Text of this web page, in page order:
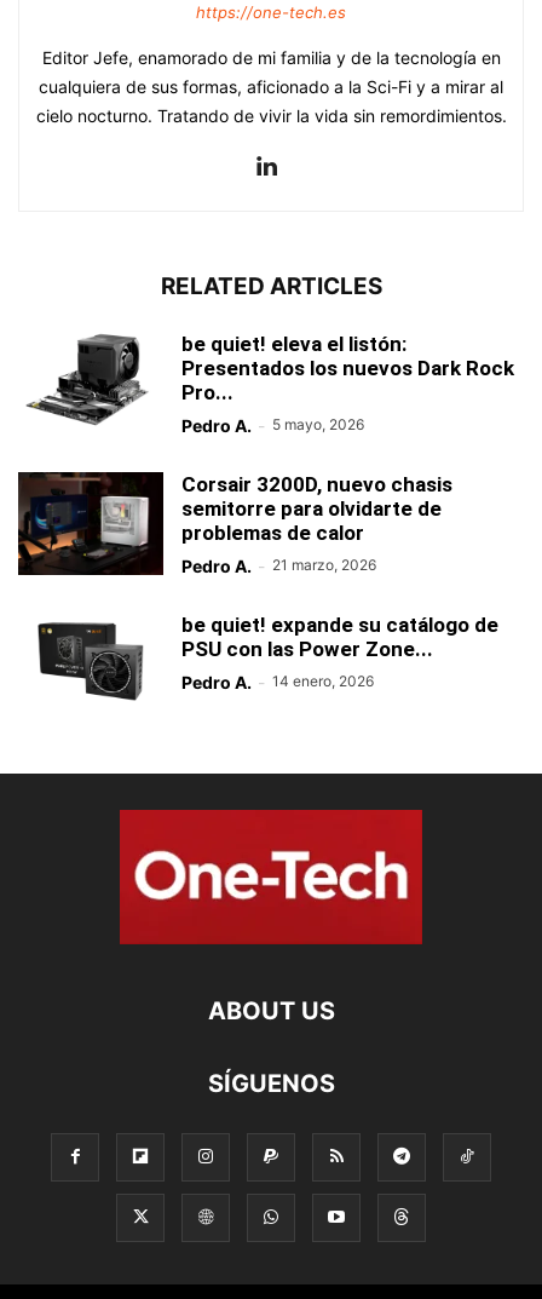
https://one-tech.es
Editor Jefe, enamorado de mi familia y de la tecnología en
cualquiera de sus formas, aficionado a la Sci-Fi y a mirar al
cielo nocturno. Tratando de vivir la vida sin remordimientos.
RELATED ARTICLES
be quiet! eleva el listón:
Presentados los nuevos Dark Rock
Pro...
Pedro A. - 5 mayo, 2026
Corsair 3200D, nuevo chasis
semitorre para olvidarte de
problemas de calor
Pedro A. - 21 marzo, 2026
be quiet! expande su catálogo de
PSU con las Power Zone...
Pedro A. - 14 enero, 2026
ABOUT US
SÍGUENOS